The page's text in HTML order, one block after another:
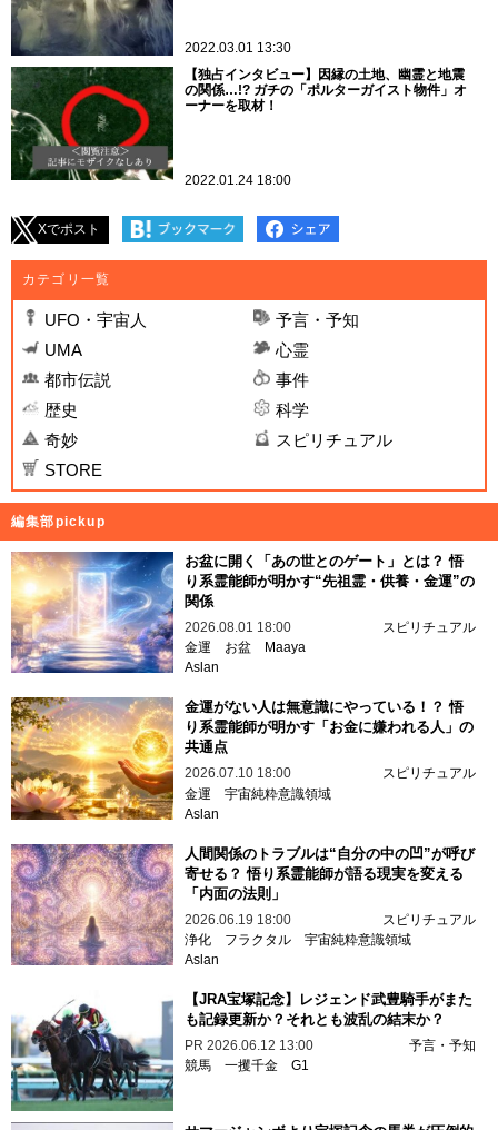
2022.03.01 13:30
【独占インタビュー】因縁の土地、幽霊と地震
の関係…!? ガチの「ポルターガイスト物件」オ
ーナーを取材！
2022.01.24 18:00
Xでポスト
カテゴリ一覧
UFO・宇宙人
予言・予知
UMA
心霊
都市伝説
事件
歴史
科学
奇妙
スピリチュアル
STORE
編集部pickup
お盆に開く「あの世とのゲート」とは？ 悟
り系霊能師が明かす“先祖霊・供養・金運”の
関係
2026.08.01 18:00
スピリチュアル
金運
お盆
Maaya
Aslan
金運がない人は無意識にやっている！？ 悟
り系霊能師が明かす「お金に嫌われる人」の
共通点
2026.07.10 18:00
スピリチュアル
金運 宇宙純粋意識領域
Aslan
人間関係のトラブルは“自分の中の凹”が呼び
寄せる？ 悟り系霊能師が語る現実を変える
「内面の法則」
2026.06.19 18:00
スピリチュアル
浄化
フラクタル 宇宙純粋意識領域
Aslan
【JRA宝塚記念】レジェンド武豊騎手がまた
も記録更新か？それとも波乱の結末か？
PR 2026.06.12 13:00
予言・予知
競馬 一攫千金 G1